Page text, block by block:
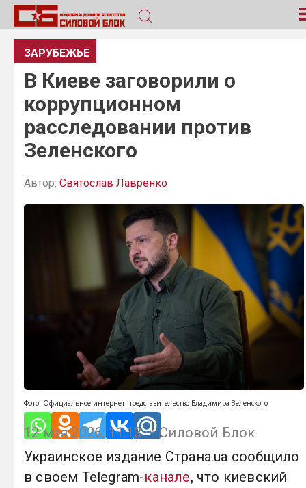
ЗАРУБЕЖЬЕ
В Киеве заговорили о
коррупционном
расследовании против
Зеленского
Автор: Святослав Лавренко
Фото: Официальное интернет-представительство Владимира Зеленского
12 мая 2026, 11:13 — Силовой Блок
Украинское издание Страна.ua сообщило
в своем Telegram-канале, что киевский